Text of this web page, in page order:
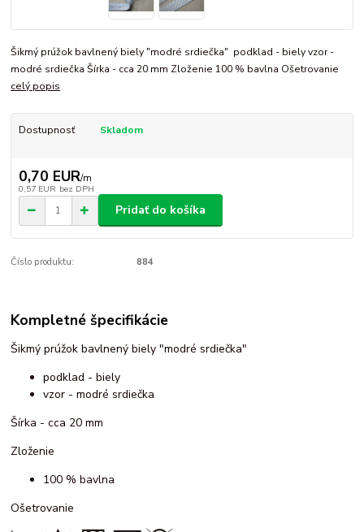
Šikmý prúžok bavlnený biely "modré srdiečka" podklad - biely vzor -
modré srdiečka Šírka - cca 20 mm Zloženie 100 % bavlna Ošetrovanie
celý popis
Dostupnosť Skladom
0,70 EUR/m
0,57 EUR bez DPH
Pridať do košíka
Číslo produktu: 884
Kompletné špecifikácie
Šikmý prúžok bavlnený biely "modré srdiečka"
podklad - biely
vzor - modré srdiečka
Šírka - cca 20 mm
Zloženie
100 % bavlna
Ošetrovanie